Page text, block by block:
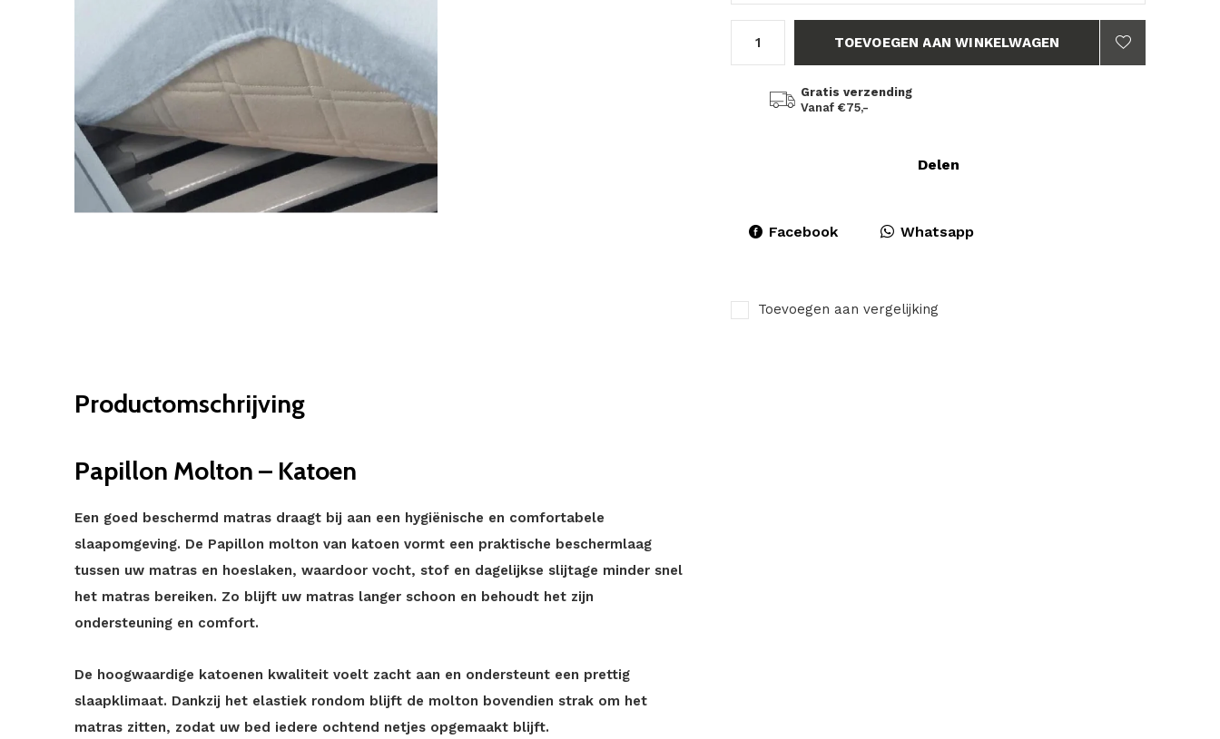
TOEVOEGEN AAN WINKELWAGEN
Gratis verzending
Vanaf €75,-
Delen
Facebook Whatsapp
Toevoegen aan vergelijking
Productomschrijving
Papillon Molton – Katoen
Een goed beschermd matras draagt bij aan een hygiënische en comfortabele
slaapomgeving. De Papillon molton van katoen vormt een praktische beschermlaag
tussen uw matras en hoeslaken, waardoor vocht, stof en dagelijkse slijtage minder snel
het matras bereiken. Zo blijft uw matras langer schoon en behoudt het zijn
ondersteuning en comfort.
De hoogwaardige katoenen kwaliteit voelt zacht aan en ondersteunt een prettig
slaapklimaat. Dankzij het elastiek rondom blijft de molton bovendien strak om het
matras zitten, zodat uw bed iedere ochtend netjes opgemaakt blijft.